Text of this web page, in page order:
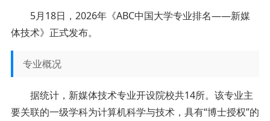
5月18日，2026年《ABC中国大学专业排名——新媒
体技术》正式发布。
专业概况
据统计，新媒体技术专业开设院校共14所。该专业主
要关联的一级学科为计算机科学与技术，具有“博士授权”的